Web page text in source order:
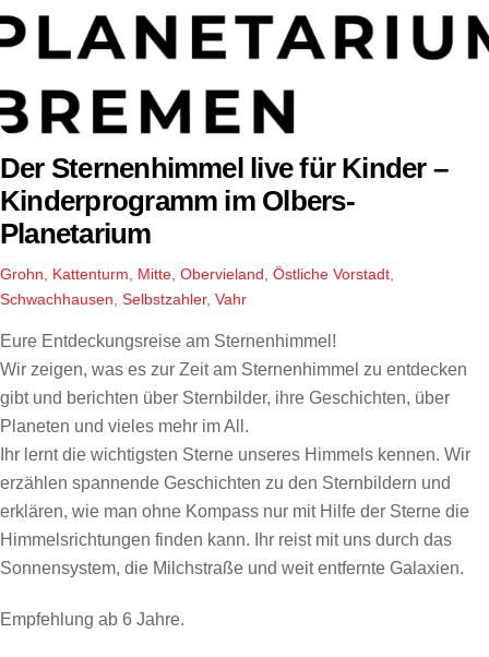
Der Sternenhimmel live für Kinder –
Kinderprogramm im Olbers-
Planetarium
Grohn Kattenturm Mitte Obervieland Östliche Vorstadt
Schwachhausen Selbstzahler, Vahr
Eure Entdeckungsreise am Sternenhimmel!
Wir zeigen, was es zur Zeit am Sternenhimmel zu entdecken
gibt und berichten über Sternbilder, ihre Geschichten, über
Planeten und vieles mehr im All.
Ihr lernt die wichtigsten Sterne unseres Himmels kennen. Wir
erzählen spannende Geschichten zu den Sternbildern und
erklären, wie man ohne Kompass nur mit Hilfe der Sterne die
Himmelsrichtungen finden kann. Ihr reist mit uns durch das
Sonnensystem, die Milchstraße und weit entfernte Galaxien.
Empfehlung ab 6 Jahre.